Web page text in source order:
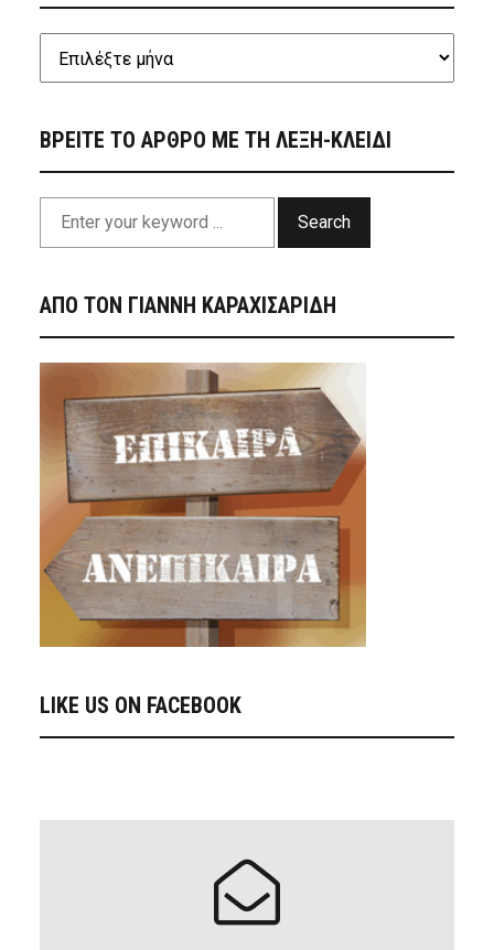
ΒΡΕΙΤΕ ΤΟ ΑΡΘΡΟ ΜΕ ΤΗ ΛΕΞΗ-ΚΛΕΙΔΙ
Search
ΑΠΟ ΤΟΝ ΓΙΑΝΝΗ ΚΑΡΑΧΙΣΑΡΙΔΗ
LIKE US ON FACEBOOK